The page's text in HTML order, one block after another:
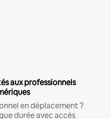
aux professionnels
en déplacement ?
durée avec accès